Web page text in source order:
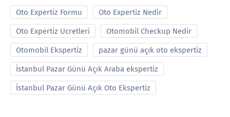
Oto Expertiz Formu Oto Expertiz Nedir
Oto Expertiz Ucretleri Otomobil Checkup Nedir
Otomobil Ekspertiz pazar günü açık oto ekspertiz
İstanbul Pazar Günü Açık Araba ekspertiz
İstanbul Pazar Günü Açık Oto Ekspertiz